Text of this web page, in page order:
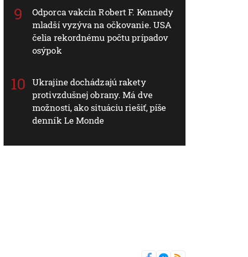
Odporca vakcín Robert F. Kennedy
mladší vyzýva na očkovanie. USA
čelia rekordnému počtu prípadov
osýpok
Ukrajine dochádzajú rakety
protivzdušnej obrany. Má dve
možnosti, ako situáciu riešiť, píše
denník Le Monde